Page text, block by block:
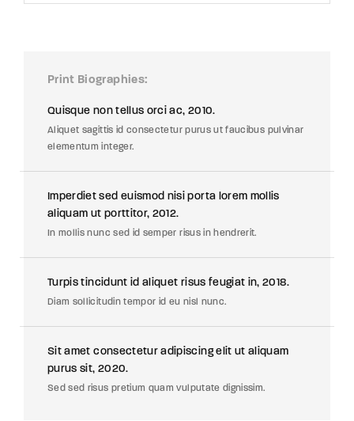
Print Biographies
Quisque non tellus orci ac, 2010.
Aliquet sagittis id consectetur purus ut faucibus pulvinar
elementum integer.
Imperdiet sed euismod nisi porta lorem mollis
aliquam ut porttitor, 2012.
In mollis nunc sed id semper risus in hendrerit.
Turpis tincidunt id aliquet risus feugiat in, 2018.
Diam sollicitudin tempor id eu nisl nunc.
Sit amet consectetur adipiscing elit ut aliquam
purus sit, 2020.
Sed sed risus pretium quam vulputate dignissim.